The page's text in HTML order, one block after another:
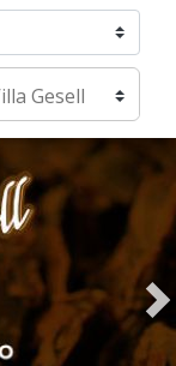
una localidad